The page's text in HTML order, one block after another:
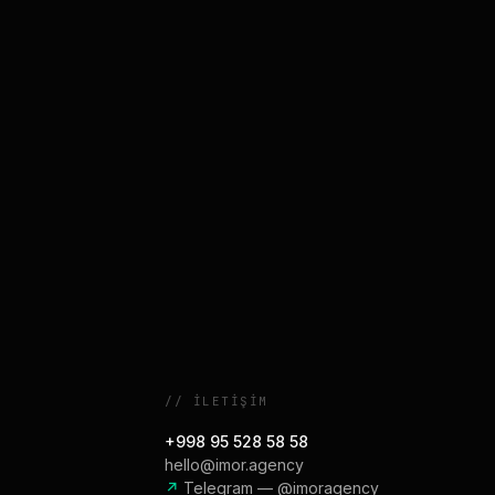
// İLETIŞIM
+998 95 528 58 58
hello@imor.agency
↗ Telegram — @imoragency